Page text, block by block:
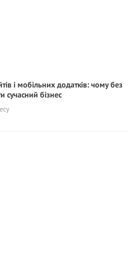
і мобільних додатків: чому без
сучасний бізнес